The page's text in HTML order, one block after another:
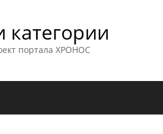
категории
портала ХРОНОС